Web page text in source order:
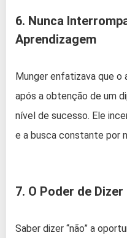
6. Nunca
Aprendizagem
Munger enfatizava que o
após a obtenção de um
nível de sucesso. Ele
e a busca constante por
7. O Poder de Dizer
Saber dizer “não” a